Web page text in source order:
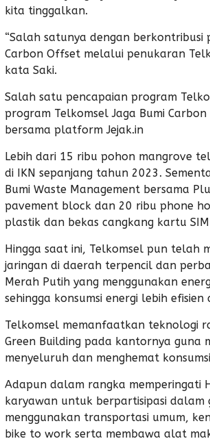
kita tinggalkan.
“Salah satunya dengan berkontribusi
Carbon Offset melalui penukaran
kata Saki.
Salah satu pencapaian program
program Telkomsel Jaga Bumi
bersama platform Jejak.in
Lebih dari 15 ribu pohon mangrove
di IKN sepanjang tahun 2023.
Bumi Waste Management bersama
pavement block dan 20 ribu phone
plastik dan bekas cangkang kartu
Hingga saat ini, Telkomsel pun telah
jaringan di daerah terpencil dan
Merah Putih yang menggunakan
sehingga konsumsi energi lebih
Telkomsel memanfaatkan teknologi
Green Building pada kantornya guna
menyeluruh dan menghemat
Adapun dalam rangka memperingati
karyawan untuk berpartisipasi dalam
menggunakan transportasi umum,
bike to work serta membawa alat